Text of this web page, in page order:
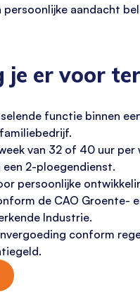
persoonlijke aandacht
er voor
functie binnen
van 32 of 40 uur per
een 2-ploegendienst.
persoonlijke
de CAO Groente-
Industrie.
conform